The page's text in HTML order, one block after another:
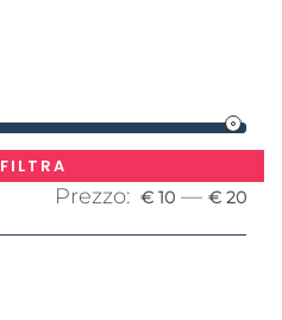
FILTRA
Prezzo: € 10 — € 20